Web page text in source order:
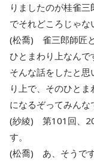
りましたのが桂雀
でそれどころじゃな
(松喬) 雀三郎師匠
ひとまわり上なん
そんな話をしたと
り上で、そのひと
になるぞってみんな
(紗綾) 第101回、
す。
(松喬) あ、そうで